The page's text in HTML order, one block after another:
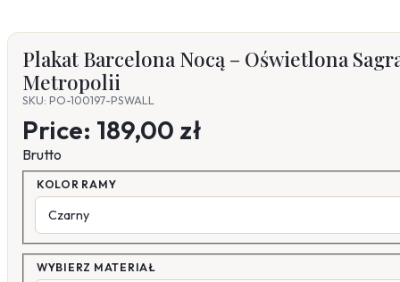
Plakat Barcelona Nocą – Oświetlona
Metropolii
SKU: PO-100197-PSWALL
Price: 189,00 zł
Brutto
KOLOR RAMY
WYBIERZ MATERIAŁ